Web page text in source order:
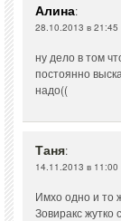
Алина:
28.10.2013 в 21:45
ну дело в том
постоянно
надо((
Таня:
14.11.2013 в 11:00
Имхо одно и то
Зовиракс жутко